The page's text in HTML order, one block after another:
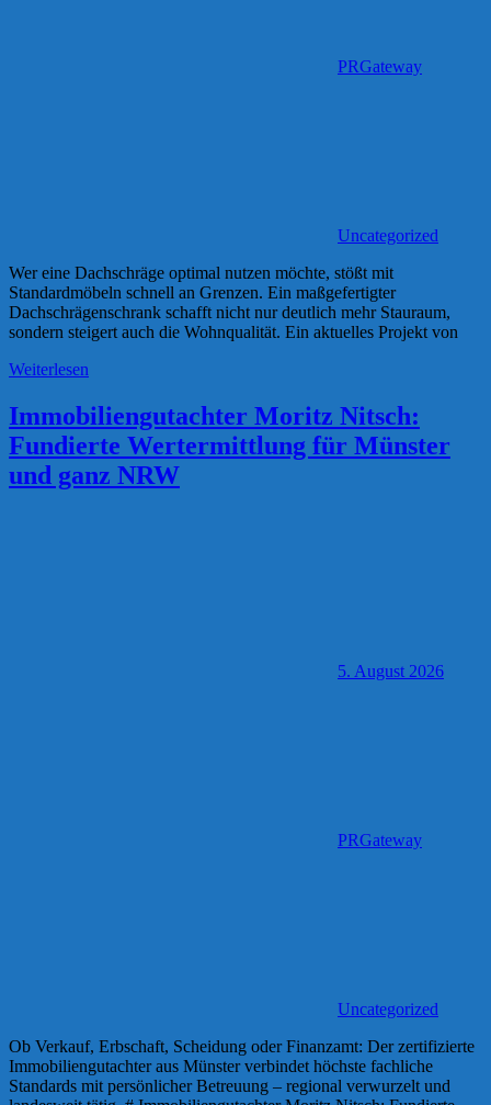
PRGateway
Uncategorized
Wer eine Dachschräge optimal nutzen möchte, stößt mit
Standardmöbeln schnell an Grenzen. Ein maßgefertigter
Dachschrägenschrank schafft nicht nur deutlich mehr Stauraum,
sondern steigert auch die Wohnqualität. Ein aktuelles Projekt von
Weiterlesen
Immobiliengutachter Moritz Nitsch:
Fundierte Wertermittlung für Münster
und ganz NRW
5. August 2026
PRGateway
Uncategorized
Ob Verkauf, Erbschaft, Scheidung oder Finanzamt: Der zertifizierte
Immobiliengutachter aus Münster verbindet höchste fachliche
Standards mit persönlicher Betreuung – regional verwurzelt und